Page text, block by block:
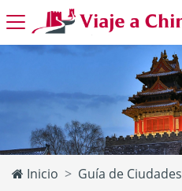
Inicio Guía de Ciudades